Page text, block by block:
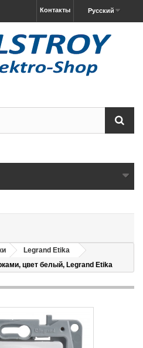
Русский
Контакты
Legrand Etika
цвет белый, Legrand Etika